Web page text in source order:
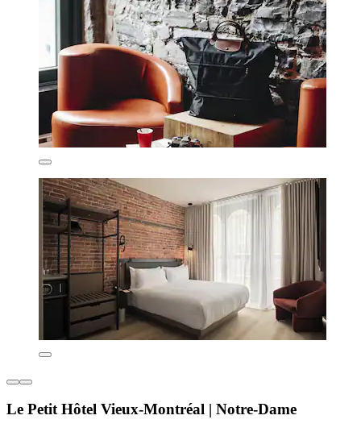
Le Petit Hôtel Vieux-Montréal | Notre-Dame